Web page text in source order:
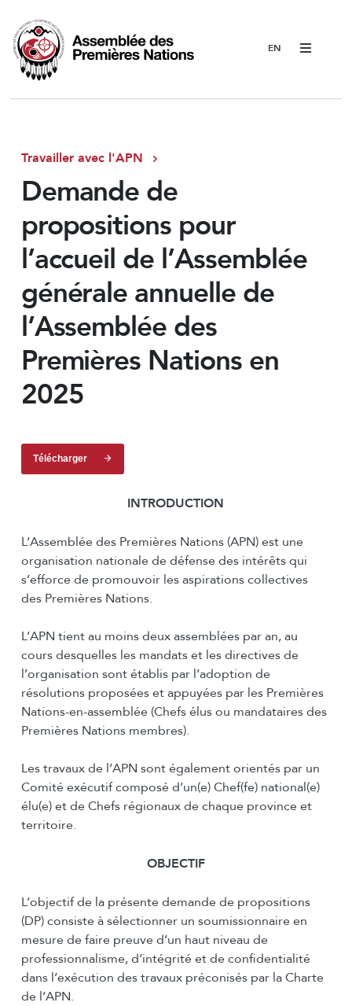
Menu
Travailler avec l'APN
Demande de
propositions pour
l’accueil de l’Assemblée
générale annuelle de
l’Assemblée des
Premières Nations en
2025
Télécharger
INTRODUCTION
L’Assemblée des Premières Nations (APN) est une
organisation nationale de défense des intérêts qui
s’efforce de promouvoir les aspirations collectives
des Premières Nations.
L’APN tient au moins deux assemblées par an, au
cours desquelles les mandats et les directives de
l’organisation sont établis par l’adoption de
résolutions proposées et appuyées par les Premières
Nations-en-assemblée (Chefs élus ou mandataires des
Premières Nations membres).
Les travaux de l’APN sont également orientés par un
Comité exécutif composé d’un(e) Chef(fe) national(e)
élu(e) et de Chefs régionaux de chaque province et
territoire.
OBJECTIF
L’objectif de la présente demande de propositions
(DP) consiste à sélectionner un soumissionnaire en
mesure de faire preuve d’un haut niveau de
professionnalisme, d’intégrité et de confidentialité
dans l’exécution des travaux préconisés par la Charte
de l’APN.